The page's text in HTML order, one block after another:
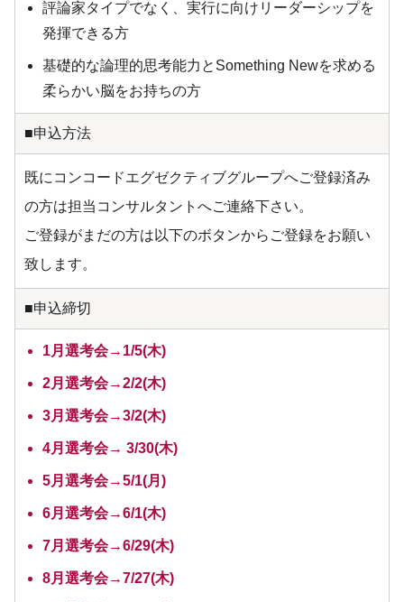
評論家タイプでなく、実行に向けリーダーシップを
発揮できる方
基礎的な論理的思考能力とSomething Newを求める
柔らかい脳をお持ちの方
■申込方法
既にコンコードエグゼクティブグループへご登録済み
の方は担当コンサルタントへご連絡下さい。
ご登録がまだの方は以下のボタンからご登録をお願い
致します。
■申込締切
1月選考会→1/5(木)
2月選考会→2/2(木)
3月選考会→3/2(木)
4月選考会→ 3/30(木)
5月選考会→5/1(月)
6月選考会→6/1(木)
7月選考会→6/29(木)
8月選考会→7/27(木)